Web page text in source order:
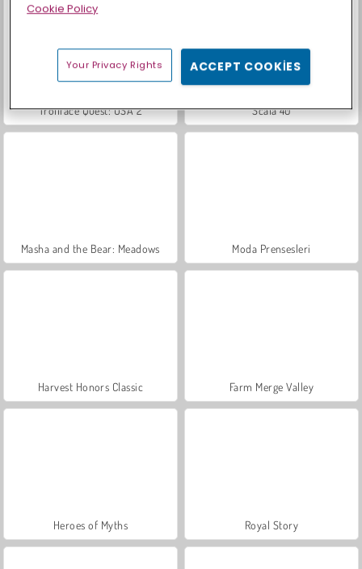
Trollface Quest: USA 2 Scala 40
Masha and the Bear: Meadows Moda Prensesleri
Harvest Honors Classic Farm Merge Valley
Heroes of Myths Royal Story
Cookie Policy
Your Privacy Rights ACCEPT COOKIES